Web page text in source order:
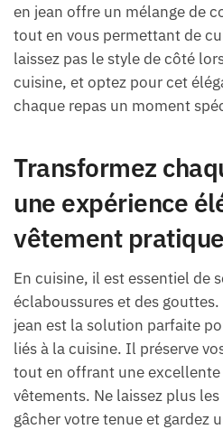
en jean offre un mélange de
tout en vous permettant de
laissez pas le style de côté
cuisine, et optez pour cet
chaque repas un moment
Transformez
une expérience
vêtement pratique
En cuisine, il est essentiel de
éclaboussures et des
jean est la solution parfaite
liés à la cuisine. Il préserve
tout en offrant une
vêtements. Ne laissez plus
gâcher votre tenue et gardez